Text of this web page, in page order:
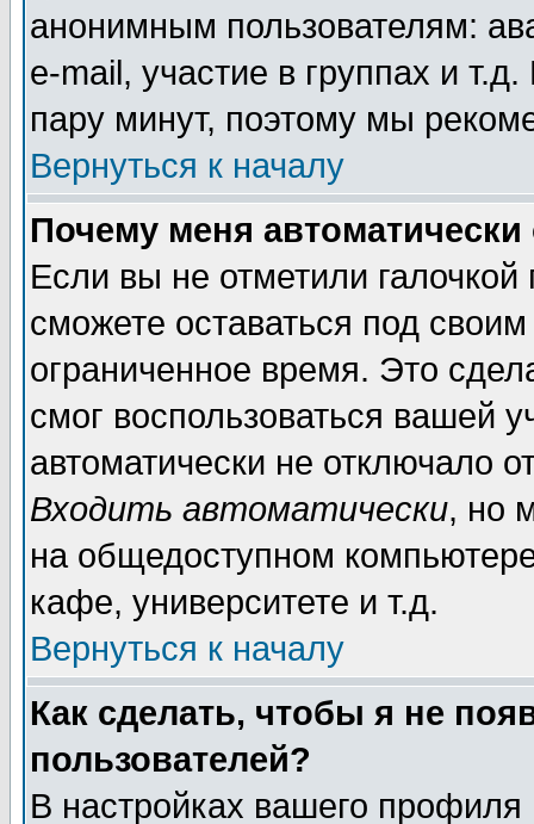
анонимным пользователям:
e-mail, участие в группах и
пару минут, поэтому мы
Вернуться к началу
Почему меня автоматически
Если вы не отметили галочкой
сможете оставаться под
ограниченное время. Это
смог воспользоваться вашей
автоматически не отключало
Входить автоматически, но
на общедоступном
кафе, университете и т.д.
Вернуться к началу
Как сделать, чтобы я не
пользователей?
В настройках вашего